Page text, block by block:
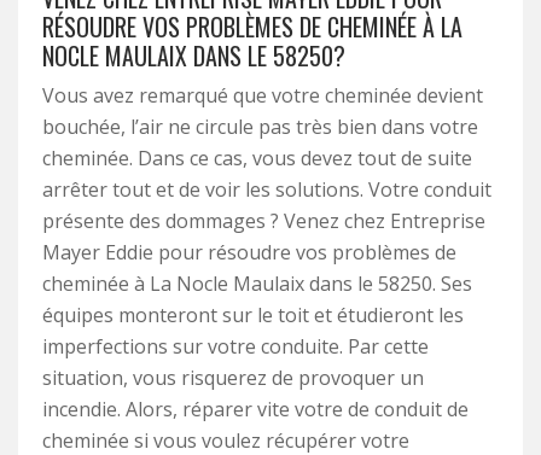
RÉSOUDRE VOS PROBLÈMES DE CHEMINÉE À LA
NOCLE MAULAIX DANS LE 58250?
Vous avez remarqué que votre cheminée devient
bouchée, l’air ne circule pas très bien dans votre
cheminée. Dans ce cas, vous devez tout de suite
arrêter tout et de voir les solutions. Votre conduit
présente des dommages ? Venez chez Entreprise
Mayer Eddie pour résoudre vos problèmes de
cheminée à La Nocle Maulaix dans le 58250. Ses
équipes monteront sur le toit et étudieront les
imperfections sur votre conduite. Par cette
situation, vous risquerez de provoquer un
incendie. Alors, réparer vite votre de conduit de
cheminée si vous voulez récupérer votre